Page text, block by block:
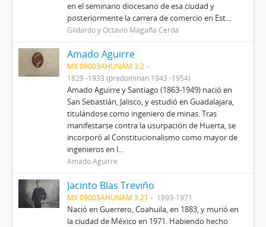
en el seminario diocesano de esa ciudad y
posteriormente la carrera de comercio en Est...
Gildardo y Octavio Magaña Cerda
Amado Aguirre
MX 09003AHUNAM 3.2
1829 -1933 (predominan 1943 -1954)
Amado Aguirre y Santiago (1863-1949) nació en
San Sebastián, Jalisco, y estudió en Guadalajara,
titulándose como ingeniero de minas. Tras
manifestarse contra la usurpación de Huerta, se
incorporó al Constitucionalismo como mayor de
ingenieros en l...
Amado Aguirre
Jacinto Blas Treviño
MX 09003AHUNAM 3.21 1893-1971
Nació en Guerrero, Coahuila, en 1883, y murió en
la ciudad de México en 1971. Habiendo hecho